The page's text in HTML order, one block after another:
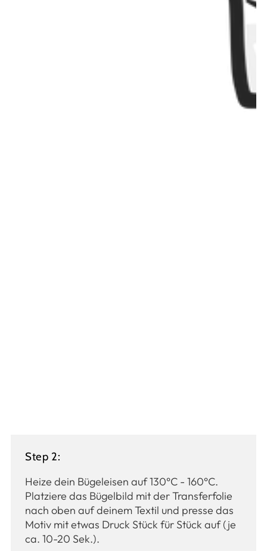
Step 2:
Heize dein Bügeleisen auf 130°C - 160°C.
Platziere das Bügelbild mit der Transferfolie
nach oben auf deinem Textil und presse das
Motiv mit etwas Druck Stück für Stück auf (je
ca. 10-20 Sek.).